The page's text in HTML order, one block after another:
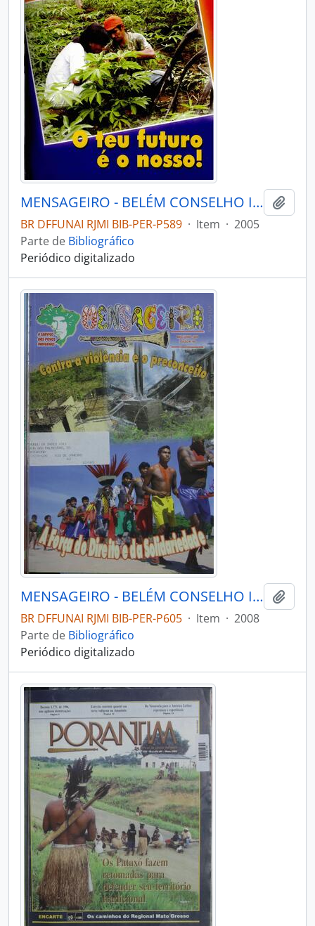
MENSAGEIRO - BELÉM CONSELHO INDIGENISTA MISSIONÁRIO - 2005 - Nº152
BR DFFUNAI RJMI BIB-PER-P589 · Item · 2005
Parte de Bibliográfico
Periódico digitalizado
MENSAGEIRO - BELÉM CONSELHO INDIGENISTA MISSIONÁRIO - 2008 - Nº169
BR DFFUNAI RJMI BIB-PER-P605 · Item · 2008
Parte de Bibliográfico
Periódico digitalizado